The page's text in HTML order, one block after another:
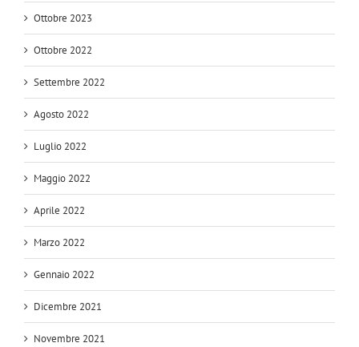
Ottobre 2023
Ottobre 2022
Settembre 2022
Agosto 2022
Luglio 2022
Maggio 2022
Aprile 2022
Marzo 2022
Gennaio 2022
Dicembre 2021
Novembre 2021